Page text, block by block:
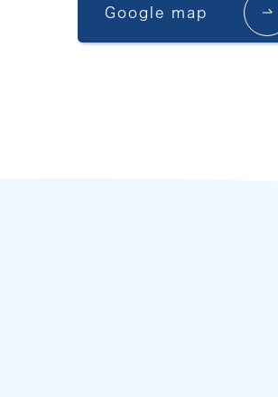
Google map